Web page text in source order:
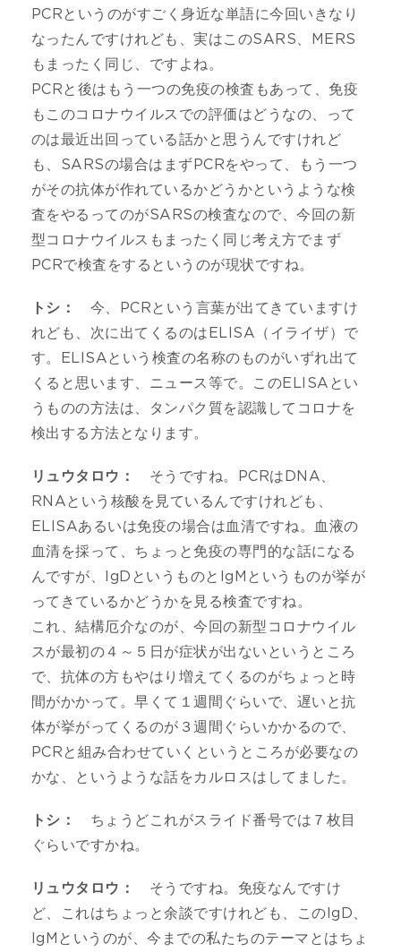
PCRというのがすごく身近な単語に今回いきなり
なったんですけれども、実はこのSARS、MERS
もまったく同じ、ですよね。
PCRと後はもう一つの免疫の検査もあって、免疫
もこのコロナウイルスでの評価はどうなの、って
のは最近出回っている話かと思うんですけれど
も、SARSの場合はまずPCRをやって、もう一つ
がその抗体が作れているかどうかというような検
査をやるってのがSARSの検査なので、今回の新
型コロナウイルスもまったく同じ考え方でまず
PCRで検査をするというのが現状ですね。
トシ：
今、PCRという言葉が出てきていますけ
れども、次に出てくるのはELISA（イライザ）で
す。ELISAという検査の名称のものがいずれ出て
くると思います、ニュース等で。このELISAとい
うものの方法は、タンパク質を認識してコロナを
検出する方法となります。
リュウタロウ：
そうですね。PCRはDNA、
RNAという核酸を見ているんですけれども、
ELISAあるいは免疫の場合は血清ですね。血液の
血清を採って、ちょっと免疫の専門的な話になる
んですが、IgDというものとIgMというものが挙が
ってきているかどうかを見る検査ですね。
これ、結構厄介なのが、今回の新型コロナウイル
スが最初の４～５日が症状が出ないというところ
で、抗体の方もやはり増えてくるのがちょっと時
間がかかって。早くて１週間ぐらいで、遅いと抗
体が挙がってくるのが３週間ぐらいかかるので、
PCRと組み合わせていくというところが必要なの
かな、というような話をカルロスはしてました。
トシ：
ちょうどこれがスライド番号では７枚目
ぐらいですかね。
リュウタロウ：
そうですね。免疫なんですけ
ど、これはちょっと余談ですけれども、このIgD、
IgMというのが、今までの私たちのテーマとはちょ